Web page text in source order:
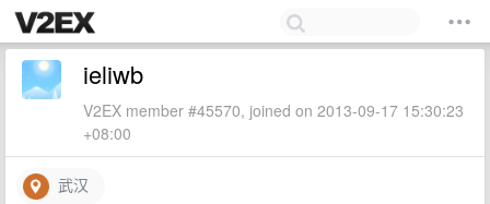
ieliwb
V2EX member #45570, joined on 2013-09-17 15:30:23
+08:00
武汉